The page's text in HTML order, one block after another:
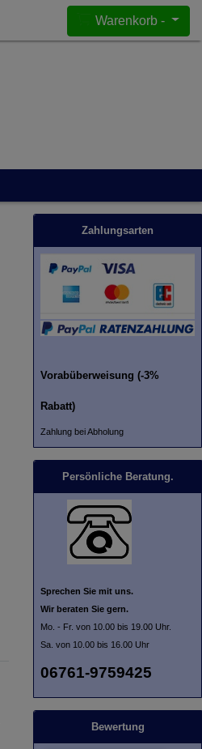
Warenkorb -
Zahlungsarten
Vorabüberweisung (-3%
Rabatt)
Zahlung bei Abholung
Persönliche Beratung.
Sprechen Sie mit uns.
Wir beraten Sie gern.
Mo. - Fr. von 10.00 bis 19.00 Uhr.
Sa. von 10.00 bis 16.00 Uhr
06761-9759425
Bewertung